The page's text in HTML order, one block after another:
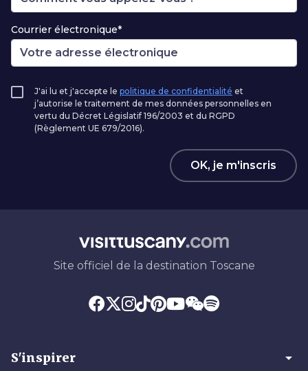
Courrier électronique*
J'ai lu et j'accepte le politique de confidentialité et
j’autorise le traitement de mes données personnelles en
vertu du Décret Législatif 196/2003 et du RGPD
(Règlement UE 679/2016).
OK, je m'inscris
Site officiel de la destination Toscane
S'inspirer arrow_drop_down